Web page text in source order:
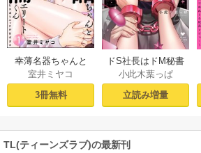
幸薄名器ちゃんと
絶倫エリートくん
むさぼりエッチが
甘すぎる（分冊
室井ミヤコ
3冊無料
ドS社長はドM秘書
をいじめたい～オ
フィスでぬれとろ
玩具レビュー～ 1
き】
小此木葉っぱ
立読み増量
TL(ティーンズラブ)の最新刊